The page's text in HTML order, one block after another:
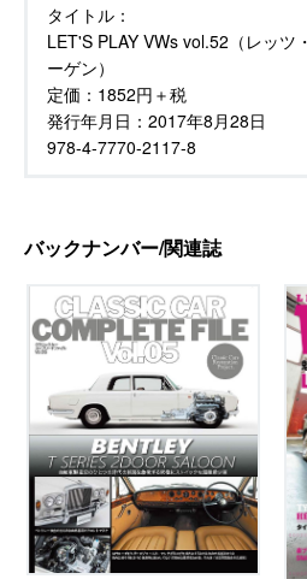
タイトル：
LET'S PLAY VWs vol.52（レッツ
ーゲン）
定価： 1852円＋税
発行年月日： 2017年8月28日
978-4-7770-2117-8
バックナンバー/関連誌